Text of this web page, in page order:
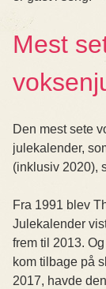
Mest
Den mest sete
julekalender,
(inklusiv 2020),
Fra 1991 blev
Julekalender
frem til 2013.
kom tilbage på
2017, havde